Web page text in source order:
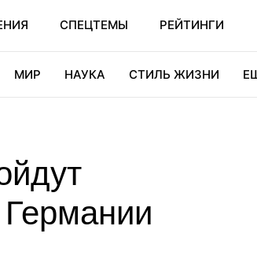
СПЕЦТЕМЫ РЕЙТИНГИ
МИР НАУКА СТИЛЬ ЖИЗНИ